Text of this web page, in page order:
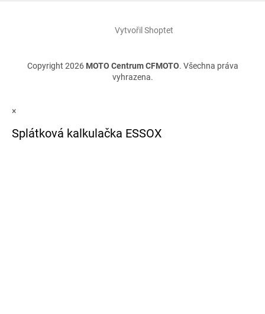
Vytvořil Shoptet
Copyright 2026 MOTO Centrum CFMOTO. Všechna práva
vyhrazena.
×
Splátková kalkulačka ESSOX